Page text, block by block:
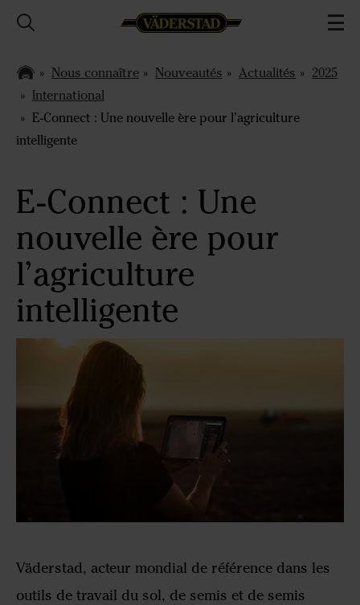
Nous connaître Nouveautés Actualités
2025
International
E-Connect : Une nouvelle ère pour l’agriculture
intelligente
E-Connect : Une
nouvelle ère pour
l’agriculture
intelligente
Väderstad, acteur mondial de référence dans les
outils de travail du sol, de semis et de semis